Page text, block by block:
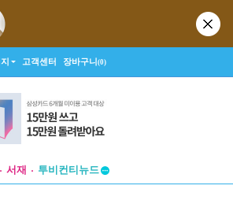
고객센터 장바구니(0)
서재
투비컨티뉴드